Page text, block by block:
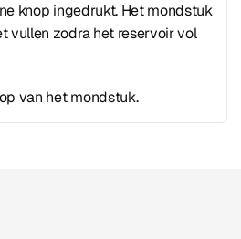
knop ingedrukt. Het mondstuk
vullen zodra het reservoir vol
van het mondstuk.